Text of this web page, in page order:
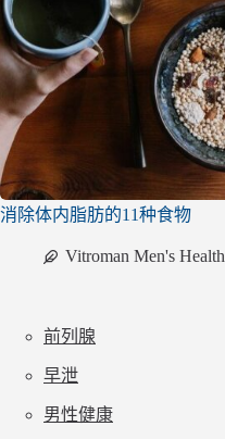
消除体内脂肪的11种食物
Vitroman Men's Health
前列腺
早泄
男性健康